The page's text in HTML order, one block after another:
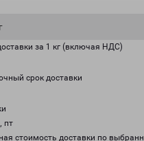
за 1 кг (включая НДС)
срок доставки
пт
стоимость доставки по